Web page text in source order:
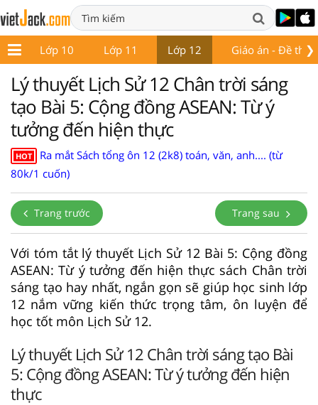
❯
9 Lớp 10 Lớp 11 Lớp 12 Giáo án - Đề thi
Lý thuyết Lịch Sử 12 Chân trời sáng
tạo Bài 5: Cộng đồng ASEAN: Từ ý
tưởng đến hiện thực
HOT
Ra mắt Sách tổng ôn 12 (2k8) toán, văn, anh.... (từ
80k/1 cuốn)
Trang trước Trang sau
Với tóm tắt lý thuyết Lịch Sử 12 Bài 5: Cộng đồng
ASEAN: Từ ý tưởng đến hiện thực sách Chân trời
sáng tạo hay nhất, ngắn gọn sẽ giúp học sinh lớp
12 nắm vững kiến thức trọng tâm, ôn luyện để
học tốt môn Lịch Sử 12.
Lý thuyết Lịch Sử 12 Chân trời sáng tạo Bài
5: Cộng đồng ASEAN: Từ ý tưởng đến hiện
thực